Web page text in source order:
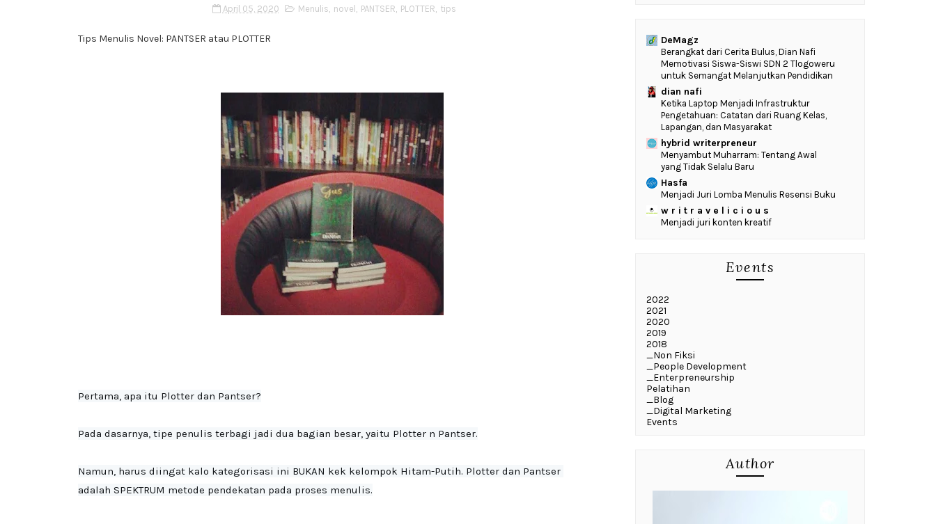
April 05, 2020 Menulis, novel , PANTSER, PLOTTER, tips
Tips Menulis Novel: PANTSER atau PLOTTER
Pertama, apa itu Plotter dan Pantser?
Pada dasarnya, tipe penulis terbagi jadi dua bagian besar, yaitu Plotter n Pantser.
Namun, harus diingat kalo kategorisasi ini BUKAN kek kelompok Hitam-Putih. Plotter dan Pantser
adalah SPEKTRUM metode pendekatan pada proses menulis.
DeMagz
‎Berangkat dari Cerita Bulus, Dian Nafi
Memotivasi Siswa-Siswi SDN 2 Tlogoweru
untuk Semangat Melanjutkan Pendidikan
dian nafi
Ketika Laptop Menjadi Infrastruktur
Pengetahuan: Catatan dari Ruang Kelas,
Lapangan, dan Masyarakat
hybrid writerpreneur
Menyambut Muharram: Tentang Awal
yang Tidak Selalu Baru
Hasfa
Menjadi Juri Lomba Menulis Resensi Buku
w r i t r a v e l i c i o u s
Menjadi juri konten kreatif
Events
2022
2021
2020
2019
2018
_Non Fiksi
_People Development
_Enterpreneurship
Pelatihan
_Blog
_Digital Marketing
Events
Author